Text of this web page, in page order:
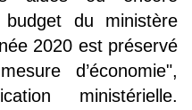
budget du ministère
2020 est préservé
d’économie",
ministérielle.